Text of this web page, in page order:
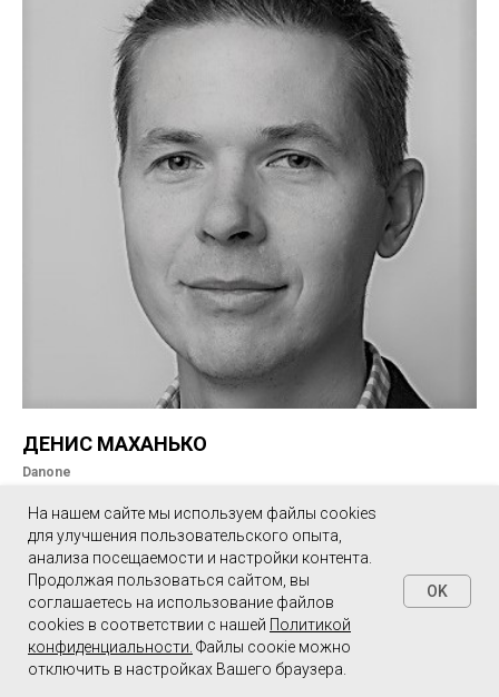
ДЕНИС МАХАНЬКО
Danone
На нашем сайте мы используем файлы cookies
для улучшения пользовательского опыта,
анализа посещаемости и настройки контента.
Продолжая пользоваться сайтом, вы
соглашаетесь на использование файлов
cookies в соответствии с нашей Политикой
конфиденциальности Файлы соокіе можно
отключить в настройках Вашего браузера.
OK